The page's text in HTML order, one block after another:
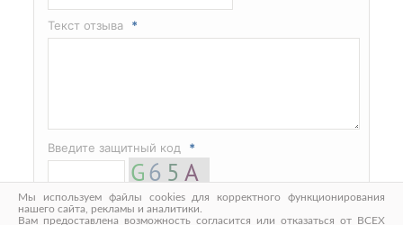
Текст отзыва *
Введите защитный код *
Мы используем файлы cookies для корректного функционирования
нашего сайта, рекламы и аналитики.
Вам предоставлена возможность согласится или отказаться от ВСЕХ